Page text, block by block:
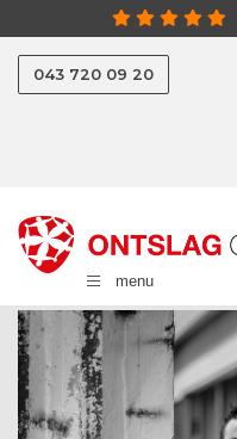
043 720 09 20
menu